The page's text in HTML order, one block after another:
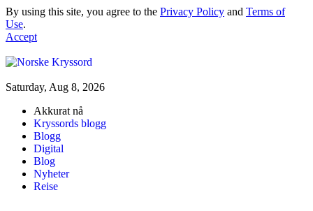
By using this site, you agree to the Privacy Policy and Terms of
Use.
Accept
Saturday, Aug 8, 2026
Akkurat nå
Kryssords blogg
Blogg
Digital
Blog
Nyheter
Reise